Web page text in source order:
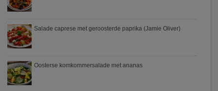
Salade caprese met geroosterde paprika (Jamie Oliver)
Oosterse komkommersalade met ananas